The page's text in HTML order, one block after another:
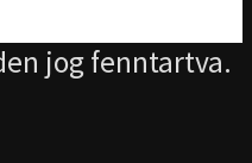
jog fenntartva.